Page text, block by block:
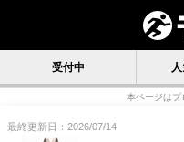
受付中
本ページはプ
最終更新日：2026/07/14